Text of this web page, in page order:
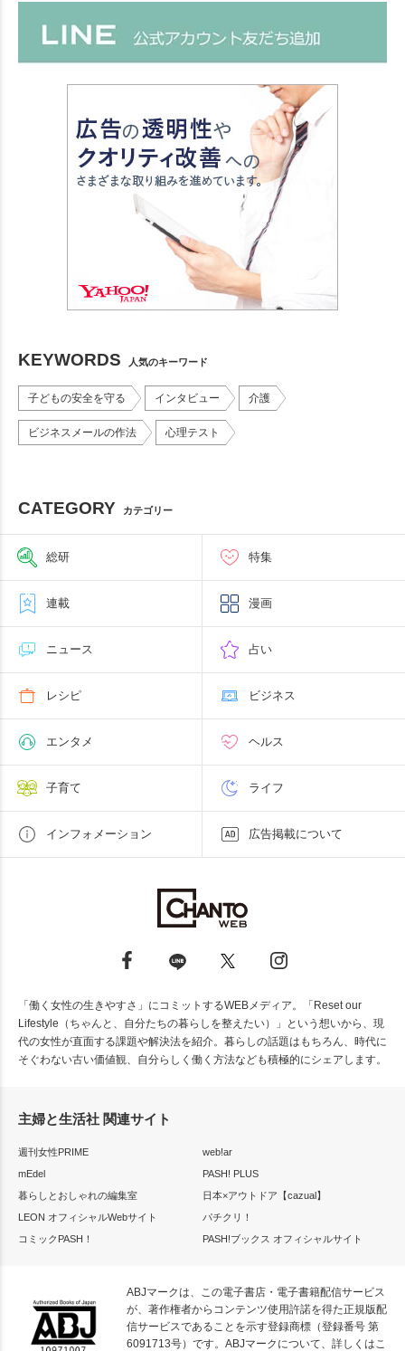
KEYWORDS 人気のキーワード
子どもの安全を守る インタビュー 介護
ビジネスメールの作法 心理テスト
CATEGORY カテゴリー
総研 特集
連載 漫画
ニュース 占い
レシピ ビジネス
エンタメ ヘルス
子育て ライフ
インフォメーション 広告掲載について
「働く女性の生きやすさ」にコミットするWEBメディア。「Reset our
Lifestyle（ちゃんと、自分たちの暮らしを整えたい）」という想いから、現
代の女性が直面する課題や解決法を紹介。暮らしの話題はもちろん、時代に
そぐわない古い価値観、自分らしく働く方法なども積極的にシェアします。
主婦と生活社 関連サイト
週刊女性PRIME
web!ar
mEdel
PASH! PLUS
暮らしとおしゃれの編集室
日本×アウトドア【cazual】
LEON オフィシャルWebサイト
パチクリ！
コミックPASH！
PASH!ブックス オフィシャルサイト
ABJマークは、この電子書店・電子書籍配信サービス
が、著作権者からコンテンツ使用許諾を得た正規版配
信サービスであることを示す登録商標（登録番号 第
6091713号）です。ABJマークについて、詳しくはこ